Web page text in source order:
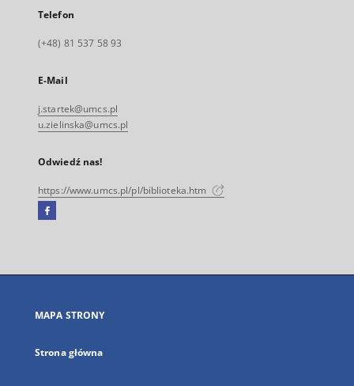
Telefon
(+48) 81 537 58 93
E-Mail
j.startek@umcs.pl
u.zielinska@umcs.pl
Odwiedź nas!
https://www.umcs.pl/pl/biblioteka.htm
Facebook
się
karcie
MAPA STRONY
Strona główna